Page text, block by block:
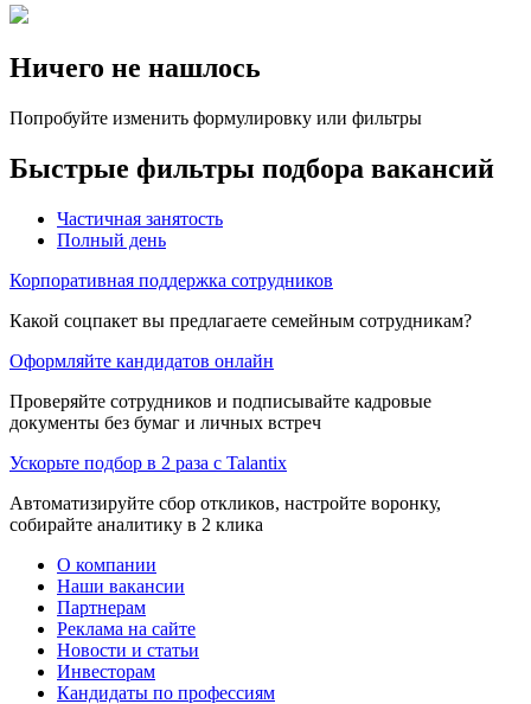
Ничего не нашлось
Попробуйте изменить формулировку или фильтры
Быстрые фильтры подбора вакансий
Частичная занятость
Полный день
Корпоративная поддержка сотрудников
Какой соцпакет вы предлагаете семейным сотрудникам?
Оформляйте кандидатов онлайн
Проверяйте сотрудников и подписывайте кадровые
документы без бумаг и личных встреч
Ускорьте подбор в 2 раза с Talantix
Автоматизируйте сбор откликов, настройте воронку,
собирайте аналитику в 2 клика
О компании
Наши вакансии
Партнерам
Реклама на сайте
Новости и статьи
Инвесторам
Кандидаты по профессиям